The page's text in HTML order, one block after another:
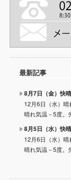
最新記事
8月7日（金）快晴
12月6日（水）
晴れ気温－5度。
8月5日（水）快晴
12月6日（水）
晴れ気温－5度。